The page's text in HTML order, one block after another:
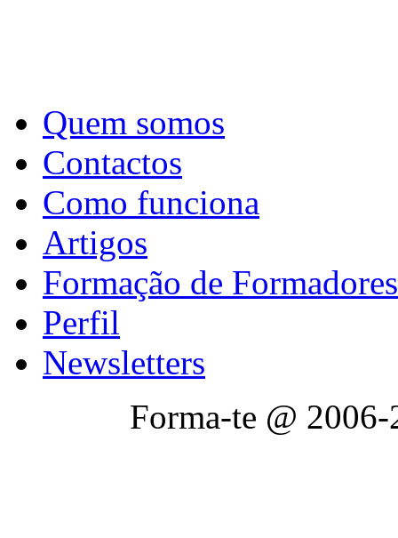
Quem somos
Contactos
Como funciona
Artigos
Formação de Formadores
Perfil
Newsletters
Forma-te @